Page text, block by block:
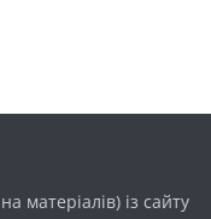
матеріалів) із сайту